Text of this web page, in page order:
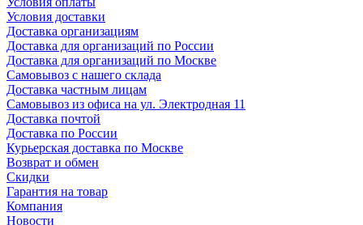
Условия доставки
Доставка организациям
Доставка для организаций по России
Доставка для организаций по Москве
Самовывоз с нашего склада
Доставка частным лицам
Самовывоз из офиса на ул. Электродная 11
Доставка почтой
Доставка по России
Курьерская доставка по Москве
Возврат и обмен
Скидки
Гарантия на товар
Компания
Новости